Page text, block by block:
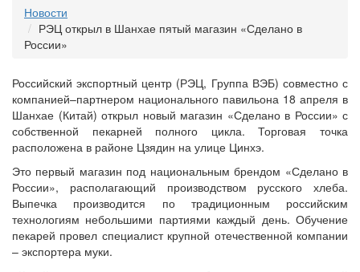
Новости
РЭЦ открыл в Шанхае пятый магазин «Сделано в
России»
Российский экспортный центр (РЭЦ, Группа ВЭБ) совместно с
компанией–партнером национального павильона 18 апреля в
Шанхае (Китай) открыл новый магазин «Сделано в России» с
собственной пекарней полного цикла. Торговая точка
расположена в районе Цзядин на улице Цинхэ.
Это первый магазин под национальным брендом «Сделано в
России», располагающий производством русского хлеба.
Выпечка производится по традиционным российским
технологиям небольшими партиями каждый день. Обучение
пекарей провел специалист крупной отечественной компании
– экспортера муки.